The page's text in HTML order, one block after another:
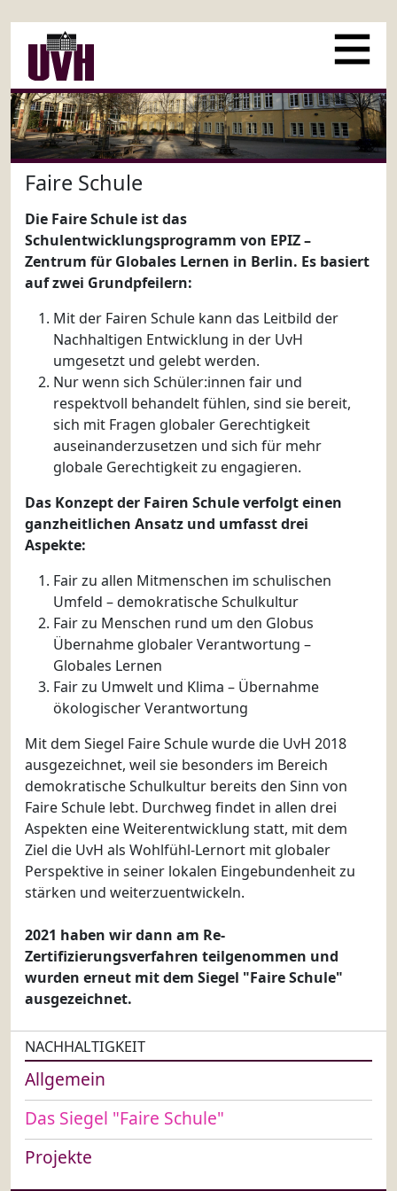
Faire Schule
Die Faire Schule ist das
Schulentwicklungsprogramm von EPIZ –
Zentrum für Globales Lernen in Berlin. Es basiert
auf zwei Grundpfeilern:
Mit der Fairen Schule kann das Leitbild der
Nachhaltigen Entwicklung in der UvH
umgesetzt und gelebt werden.
Nur wenn sich Schüler:innen fair und
respektvoll behandelt fühlen, sind sie bereit,
sich mit Fragen globaler Gerechtigkeit
auseinanderzusetzen und sich für mehr
globale Gerechtigkeit zu engagieren.
Das Konzept der Fairen Schule verfolgt einen
ganzheitlichen Ansatz und umfasst drei
Aspekte:
Fair zu allen Mitmenschen im schulischen
Umfeld – demokratische Schulkultur
Fair zu Menschen rund um den Globus
Übernahme globaler Verantwortung –
Globales Lernen
Fair zu Umwelt und Klima – Übernahme
ökologischer Verantwortung
Mit dem Siegel Faire Schule wurde die UvH 2018
ausgezeichnet, weil sie besonders im Bereich
demokratische Schulkultur bereits den Sinn von
Faire Schule lebt. Durchweg findet in allen drei
Aspekten eine Weiterentwicklung statt, mit dem
Ziel die UvH als Wohlfühl-Lernort mit globaler
Perspektive in seiner lokalen Eingebundenheit zu
stärken und weiterzuentwickeln.
2021 haben wir dann am Re-
Zertifizierungsverfahren teilgenommen und
wurden erneut mit dem Siegel "Faire Schule"
ausgezeichnet.
NACHHALTIGKEIT
Allgemein
Das Siegel "Faire Schule"
Projekte